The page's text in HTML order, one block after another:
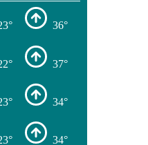
36°
37°
34°
34°